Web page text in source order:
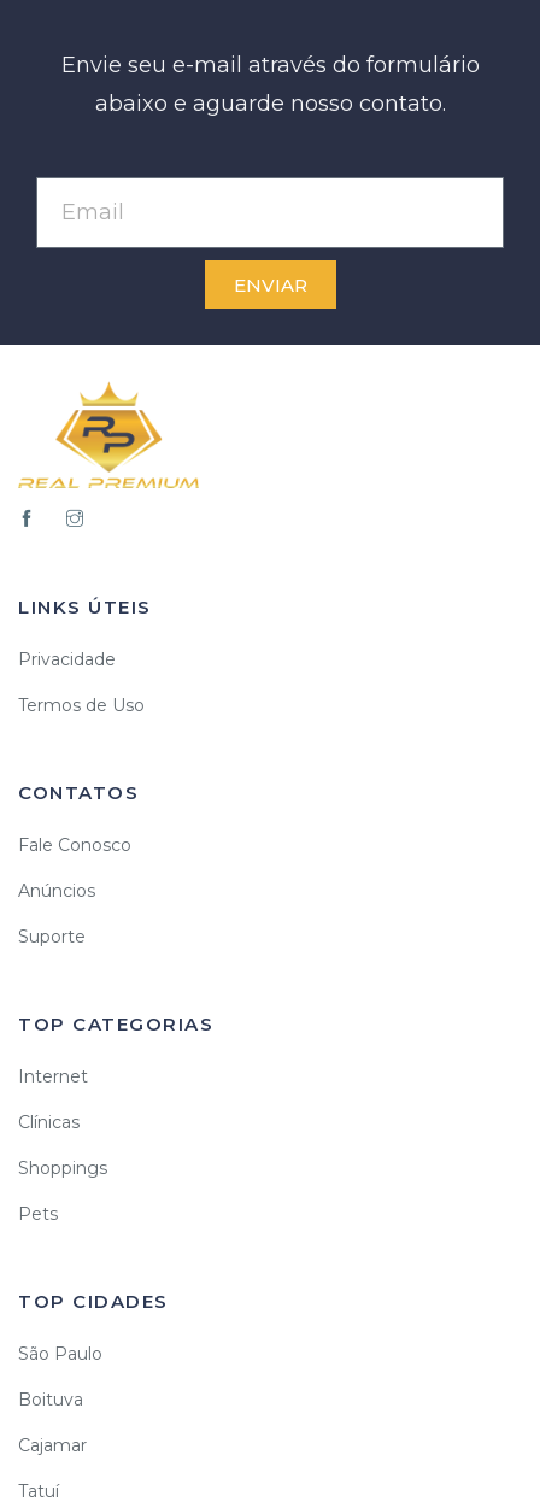
Envie seu e-mail através do formulário
abaixo e aguarde nosso contato.
ENVIAR
LINKS ÚTEIS
Privacidade
Termos de Uso
CONTATOS
Fale Conosco
Anúncios
Suporte
TOP CATEGORIAS
Internet
Clínicas
Shoppings
Pets
TOP CIDADES
São Paulo
Boituva
Cajamar
Tatuí